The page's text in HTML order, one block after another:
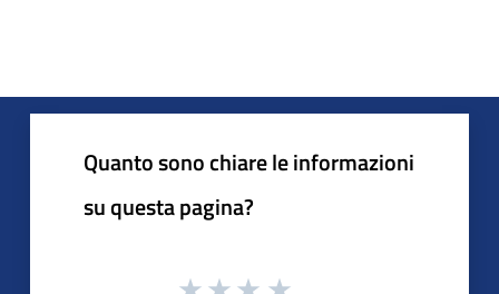
Quanto sono chiare le informazioni
su questa pagina?